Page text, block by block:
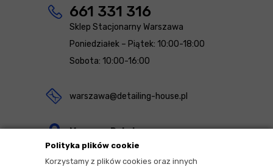
Polityka plików cookie
Korzystamy z plików cookies oraz innych
661 331 316
Sklep Stacjonarny Warszawa
Poniedziałek – Piątek: 10:00-18:00
Sobota: 10:00-16:00
warszawa@detailing-house.pl
Magazyn Rekcin
Nomos Sp. z o.o. sp.k.